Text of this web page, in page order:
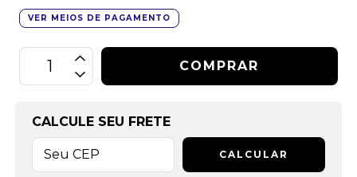
VER MEIOS DE PAGAMENTO
CALCULE SEU FRETE
CALCULAR